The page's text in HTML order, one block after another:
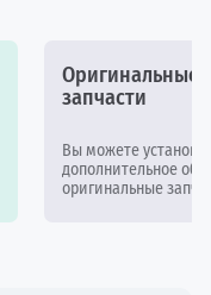
Оригинальные
запчасти
Вы можете
дополнительное
оригинальные